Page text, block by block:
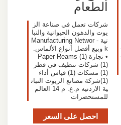
الطعام
شركات تعمل في صناعة الز
يوت والدهون الحيوانية والنبا
تية - Manufacturing Networ
k وبيع أفضل أنواع الألماس.
• تجارة (1) Paper Reams
(1) شركات تنظيف في قطر
(1) مسكات (1) قياس أداء
(1)شركة مصانع الزيوت النبات
ية الاردنيه م.ع. م 14 العالم
للمستحضرات
احصل على السعر